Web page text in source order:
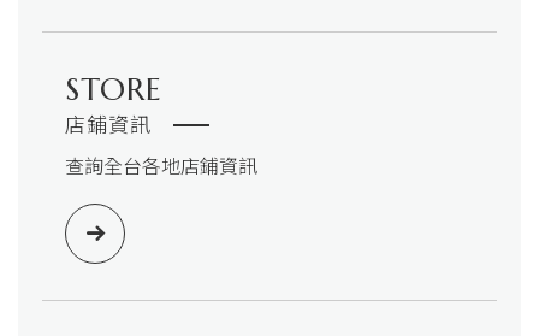
STORE
店鋪資訊
查詢全台各地店鋪資訊